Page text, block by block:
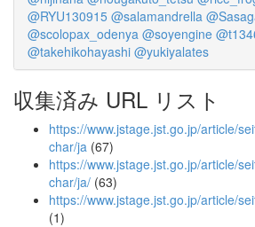
@RYU130915 @salamandrella
@scolopax_odenya @soyengine
@takehikohayashi @yukiyalates
収集済み URL リスト
https://www.jstage.jst.go.jp/article/
char/ja (67)
https://www.jstage.jst.go.jp/article/
char/ja/ (63)
https://www.jstage.jst.go.jp/article/
(1)